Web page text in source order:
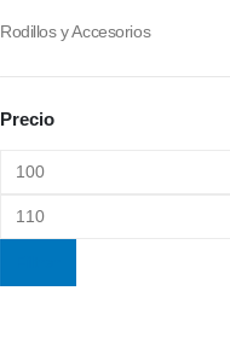
Rodillos y Accesorios
Precio